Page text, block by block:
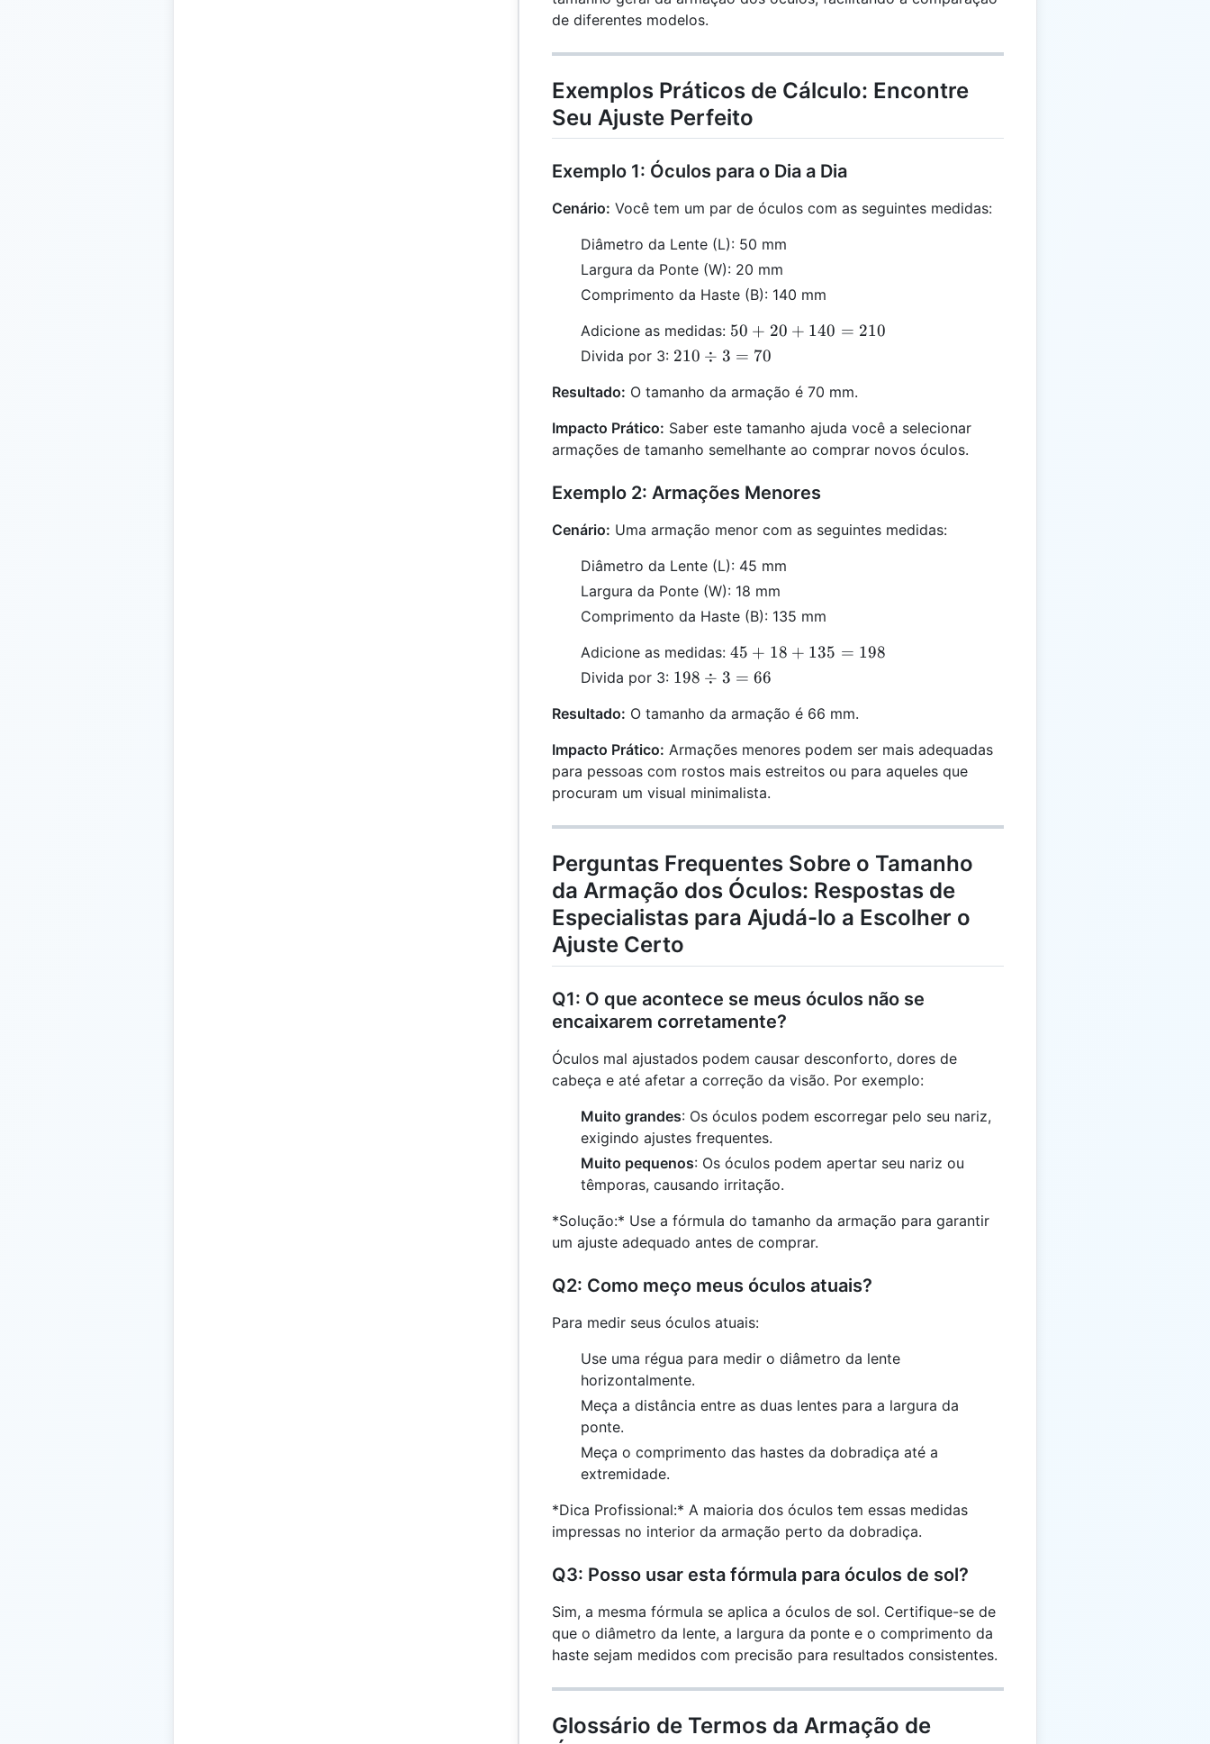
de diferentes modelos.
Exemplos Práticos de Cálculo: Encontre
Seu Ajuste Perfeito
Exemplo 1: Óculos para o Dia a Dia
Cenário: Você tem um par de óculos com as seguintes medidas:
Diâmetro da Lente (L): 50 mm
Largura da Ponte (W): 20 mm
Comprimento da Haste (B): 140 mm
Adicione as medidas: 50
+
+
=
210
50 + 20 + 140 = 210
Divida por 3: 210
3 =
70
210 ÷ 3 = 70
Resultado: O tamanho da armação é 70 mm.
Impacto Prático: Saber este tamanho ajuda você a selecionar
armações de tamanho semelhante ao comprar novos óculos.
Exemplo 2: Armações Menores
Cenário: Uma armação menor com as seguintes medidas:
Diâmetro da Lente (L): 45 mm
Largura da Ponte (W): 18 mm
Comprimento da Haste (B): 135 mm
Adicione as medidas: 45
+
+
=
198
45 + 18 + 135 = 198
Divida por 3: 198
3 =
66
198 ÷ 3 = 66
Resultado: O tamanho da armação é 66 mm.
Impacto Prático: Armações menores podem ser mais adequadas
para pessoas com rostos mais estreitos ou para aqueles que
procuram um visual minimalista.
Perguntas Frequentes Sobre o Tamanho
da Armação dos Óculos: Respostas de
Especialistas para Ajudá-lo a Escolher o
Ajuste Certo
Q1: O que acontece se meus óculos não se
encaixarem corretamente?
Óculos mal ajustados podem causar desconforto, dores de
cabeça e até afetar a correção da visão. Por exemplo:
Muito grandes: Os óculos podem escorregar pelo seu nariz,
exigindo ajustes frequentes.
Muito pequenos: Os óculos podem apertar seu nariz ou
têmporas, causando irritação.
*Solução:* Use a fórmula do tamanho da armação para garantir
um ajuste adequado antes de comprar.
Q2: Como meço meus óculos atuais?
Para medir seus óculos atuais:
Use uma régua para medir o diâmetro da lente
horizontalmente.
Meça a distância entre as duas lentes para a largura da
ponte.
Meça o comprimento das hastes da dobradiça até a
extremidade.
*Dica Profissional:* A maioria dos óculos tem essas medidas
impressas no interior da armação perto da dobradiça.
Q3: Posso usar esta fórmula para óculos de sol?
Sim, a mesma fórmula se aplica a óculos de sol. Certifique-se de
que o diâmetro da lente, a largura da ponte e o comprimento da
haste sejam medidos com precisão para resultados consistentes.
Glossário de Termos da Armação de